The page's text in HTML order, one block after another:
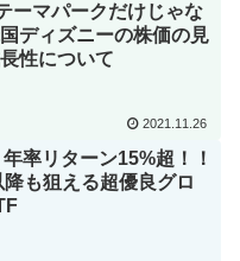
ーマパークだけじゃな
ディズニーの株価の見
性について
2021.11.26
年率リターン15%超！！
も狙える超優良グロ